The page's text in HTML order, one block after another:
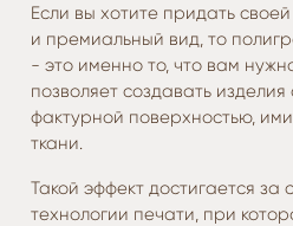
Если вы хотите придать
и премиальный вид, то
- это именно то, что вам
позволяет создавать изделия
фактурной поверхностью,
ткани.
Такой эффект достигается за
технологии печати, при